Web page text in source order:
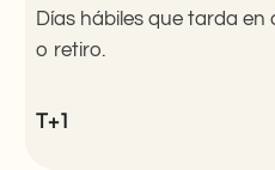
Días hábiles que tarda
o retiro.
T+1